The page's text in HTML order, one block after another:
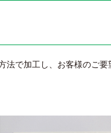
法で加工し、お客様のご